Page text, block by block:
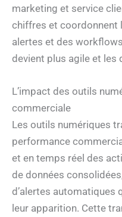
marketing et service
chiffres et coordonnent
alertes et des
devient plus agile et les
L’impact des outils
commerciale
Les outils numériques
performance
et en temps réel des
de données
d’alertes automatiques
leur apparition. Cette